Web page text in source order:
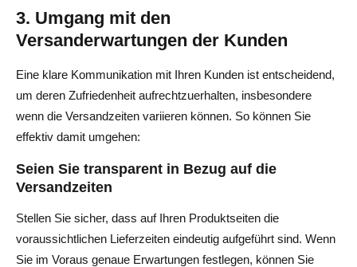
3. Umgang mit den
Versanderwartungen der Kunden
Eine klare Kommunikation mit Ihren Kunden ist entscheidend,
um deren Zufriedenheit aufrechtzuerhalten, insbesondere
wenn die Versandzeiten variieren können. So können Sie
effektiv damit umgehen:
Seien Sie transparent in Bezug auf die
Versandzeiten
Stellen Sie sicher, dass auf Ihren Produktseiten die
voraussichtlichen Lieferzeiten eindeutig aufgeführt sind. Wenn
Sie im Voraus genaue Erwartungen festlegen, können Sie